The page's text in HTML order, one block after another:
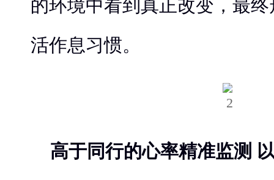
的环境中看到真正改变，最
活作息习惯。
高于同行的心率精准监测